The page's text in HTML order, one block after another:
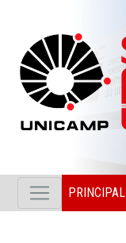
PRINCIPAL